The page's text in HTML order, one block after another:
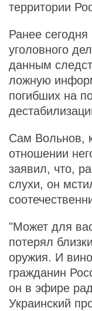
территории
Ранее
уголовного
данным
ложную
погибших на
Сам Вольнов,
отношении
заявил, что,
слухи, он
"Может для
потерял
оружия. И
гражданин
он в эфире
Украинский